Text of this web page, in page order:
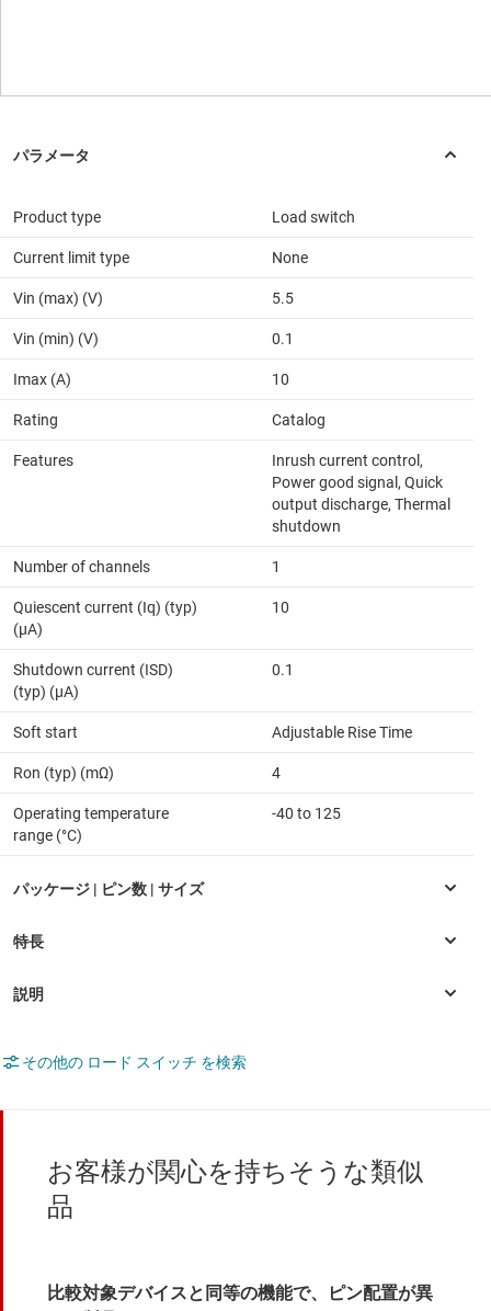
Product type Load switch
Current limit type None
Vin (max) (V) 5.5
Vin (min) (V) 0.1
Imax (A) 10
Rating Catalog
Features
Inrush current control,
Power good signal, Quick
output discharge, Thermal
shutdown
Number of channels 1
Quiescent current (Iq) (typ)
(µA)
10
Shutdown current (ISD)
(typ) (µA)
0.1
Soft start Adjustable Rise Time
Ron (typ) (mΩ) 4
Operating temperature
range (°C)
-40 to 125
その他の ロード スイッチ を検索
お客様が関心を持ちそうな類似
品
比較対象デバイスと同等の機能で、ピン配置が異